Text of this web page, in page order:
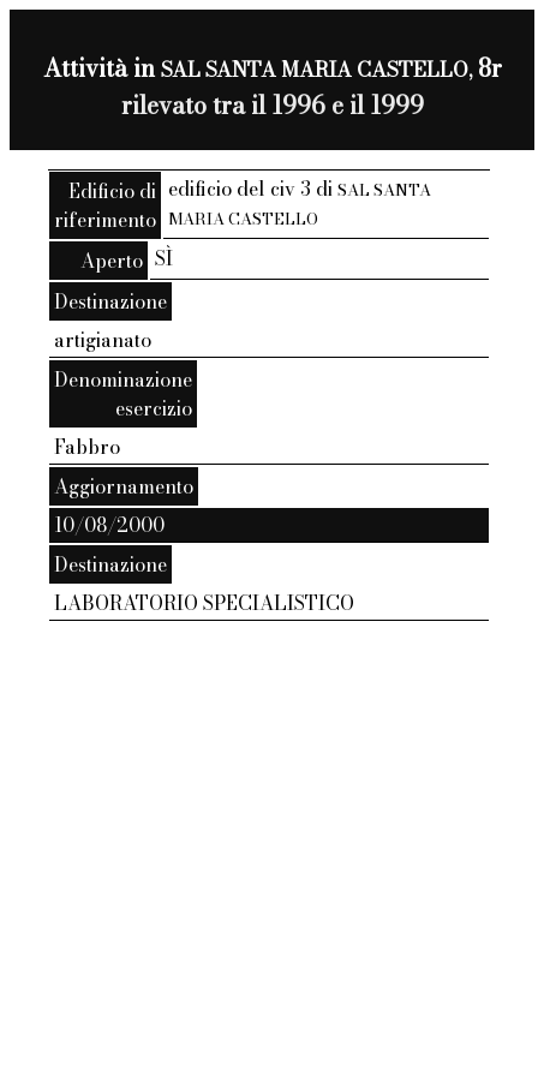
Attività inSAL SANTA MARIA CASTELLO,8r
rilevato tra il 1996 e il 1999
Edificio di
riferimento
edificio del civ 3 diSAL SANTA
MARIA CASTELLO
Aperto SÌ
Destinazione
artigianato
Denominazione
esercizio
Fabbro
Aggiornamento
10/08/2000
Destinazione
LABORATORIO SPECIALISTICO